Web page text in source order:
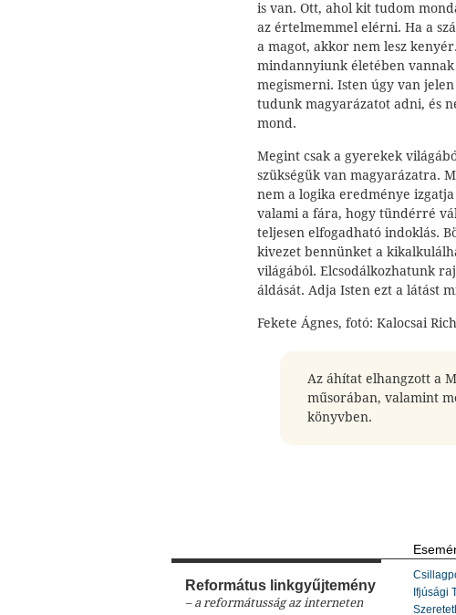
is van. Ott, ahol kit tudom
az értelmemmel elérni. Ha a
a magot, akkor nem lesz
mindannyiunk életében
megismerni. Isten úgy van
tudunk magyarázatot adni, és
mond.
Megint csak a gyerekek
szükségük van magyarázatra.
nem a logika eredménye
valami a fára, hogy tündérré
teljesen elfogadható indoklás.
kivezet bennünket a
világából. Elcsodálkozhatunk
áldását. Adja Isten ezt a látást
Fekete Ágnes, fotó: Kalocsai
Az áhítat elhangzott a
műsorában, valamint
könyvben.
Református linkgyűjtemény
– a reformátusság az interneten
Ifjúsági